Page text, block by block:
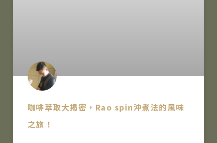
咖啡萃取大揭密，Rao spin沖煮法的風味
之旅！